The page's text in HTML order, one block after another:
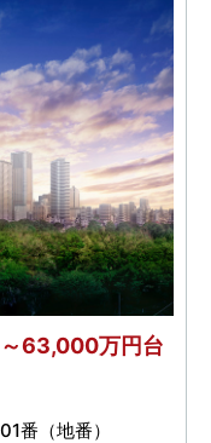
63,000万円台
番（地番）